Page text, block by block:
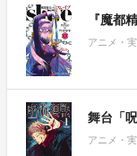
『魔都
アニメ・
舞台「
アニメ・